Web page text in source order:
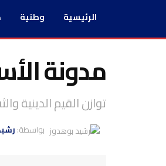
الرئيسية وطنية
مدونة
توازن القيم الدينية
بواسطة: